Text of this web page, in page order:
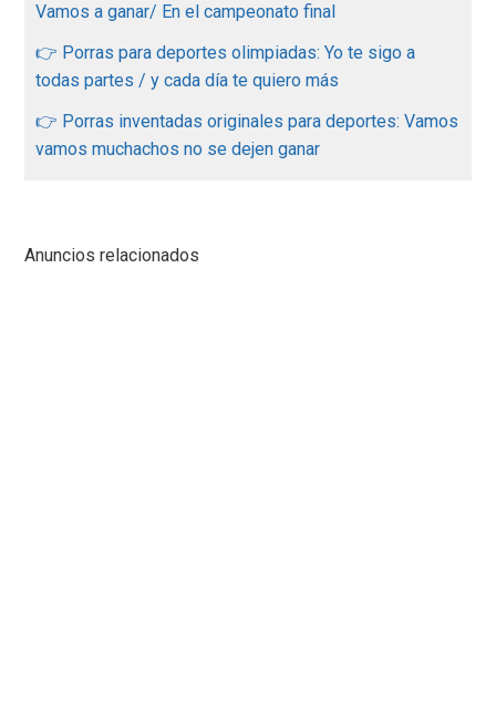
Vamos a ganar/ En el campeonato final
👉 Porras para deportes olimpiadas: Yo te sigo a
todas partes / y cada día te quiero más
👉 Porras inventadas originales para deportes: Vamos
vamos muchachos no se dejen ganar
Anuncios relacionados